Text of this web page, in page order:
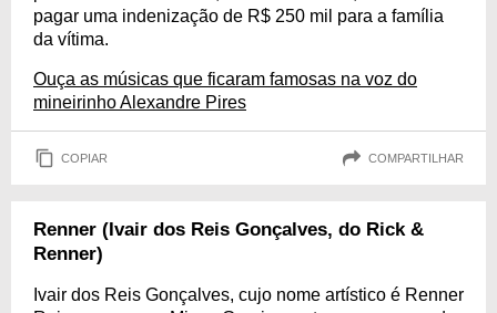
pagar uma indenização de R$ 250 mil para a família
da vítima.
Ouça as músicas que ficaram famosas na voz do
mineirinho Alexandre Pires
COPIAR COMPARTILHAR
Renner (Ivair dos Reis Gonçalves, do Rick &
Renner)
Ivair dos Reis Gonçalves, cujo nome artístico é Renner